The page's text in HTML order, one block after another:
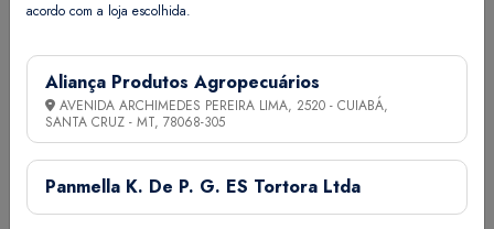
Uso externo. Cobrir o corpo do animal com uma fina camada
de pó espalhando bem entre os pelos. Polvilhar as
instalações, esterqueiras, currais e cama dos animais com 50
g a 100 g do produto por m² para controlar as infestações
de moscas, ácaros e outros insetos, aplicando nos ninhos de
acordo com a loja escolhida.
Aliança Produtos Agropecuários
AVENIDA ARCHIMEDES PEREIRA LIMA, 2520 - CUIABÁ,
SANTA CRUZ - MT, 78068-305
Panmella K. De P. G. ES Tortora Ltda